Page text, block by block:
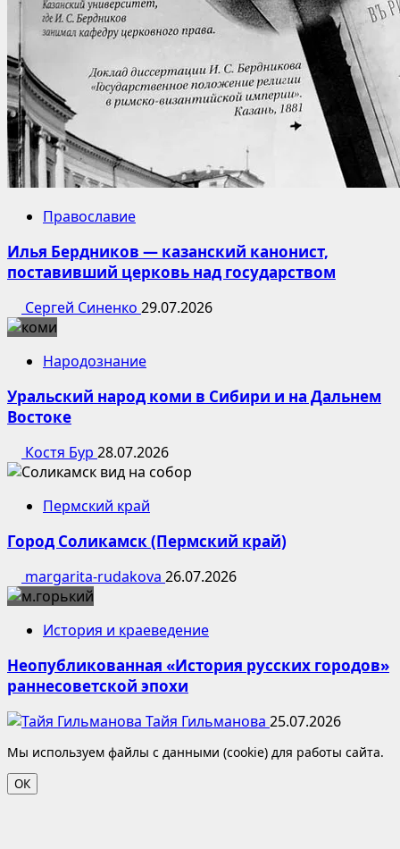
Православие
Илья Бердников — казанский канонист,
поставивший церковь над государством
Сергей Синенко 29.07.2026
Народознание
Уральский народ коми в Сибири и на Дальнем
Востоке
Костя Бур 28.07.2026
Пермский край
Город Соликамск (Пермский край)
margarita-rudakova 26.07.2026
История и краеведение
Неопубликованная «История русских городов»
раннесоветской эпохи
Тайя Гильманова 25.07.2026
Мы используем файлы с данными (cookie) для работы сайта.
ОК